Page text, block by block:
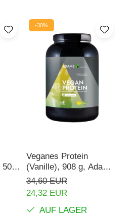
500
-30%
Veganes Protein
(Vanille), 908 g, Adams
Supplements
34,60 EUR
24,32 EUR
AUF LAGER